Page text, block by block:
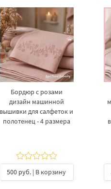
Бордюр с розами
дизайн машинной
вышивки для салфеток и
полотенец - 4 размера
500 руб. | В корзину